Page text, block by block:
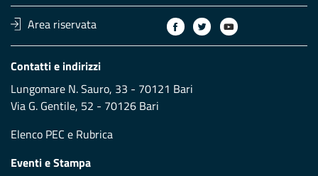
Area riservata
Contatti e indirizzi
Lungomare N. Sauro, 33 - 70121 Bari
Via G. Gentile, 52 - 70126 Bari
Elenco PEC e Rubrica
Eventi e Stampa